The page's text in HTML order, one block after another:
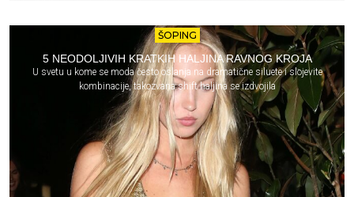
ŠOPING
5 NEODOLJIVIH KRATKIH HALJINA RAVNOG KROJA
U svetu u kome se moda često oslanja na dramatične siluete i slojevite
kombinacije, takozvana shift haljina se izdvojila